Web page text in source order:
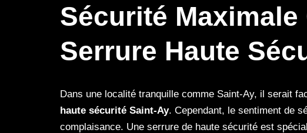
Sécurité Maximale
Serrure Haute
Dans une localité tranquille comme Saint-Ay, il serait
haute sécurité Saint-Ay. Cependant, le sentiment de
complaisance. Une serrure de haute sécurité est